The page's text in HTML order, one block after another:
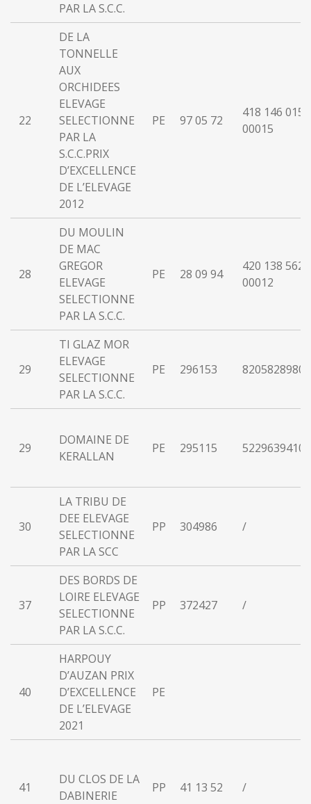
PAR LA S.C.C.
22
DE LA
TONNELLE
AUX
ORCHIDEES
ELEVAGE
SELECTIONNE
PAR LA
S.C.C.PRIX
D’EXCELLENCE
DE L’ELEVAGE
2012
PE 97 05 72
418 146 015
00015
28
DU MOULIN
DE MAC
GREGOR
ELEVAGE
SELECTIONNE
PAR LA S.C.C.
PE 28 09 94
420 138 562
00012
29
TI GLAZ MOR
ELEVAGE
SELECTIONNE
PAR LA S.C.C.
PE 296153
29
DOMAINE DE
KERALLAN
PE 295115
30
LA TRIBU DE
DEE ELEVAGE
SELECTIONNE
PAR LA SCC
PP 304986 /
37
DES BORDS DE
LOIRE ELEVAGE
SELECTIONNE
PAR LA S.C.C.
PP 372427 /
40
HARPOUY
D’AUZAN PRIX
D’EXCELLENCE
DE L’ELEVAGE
2021
PE
41
DU CLOS DE LA
DABINERIE
PP 41 13 52 /